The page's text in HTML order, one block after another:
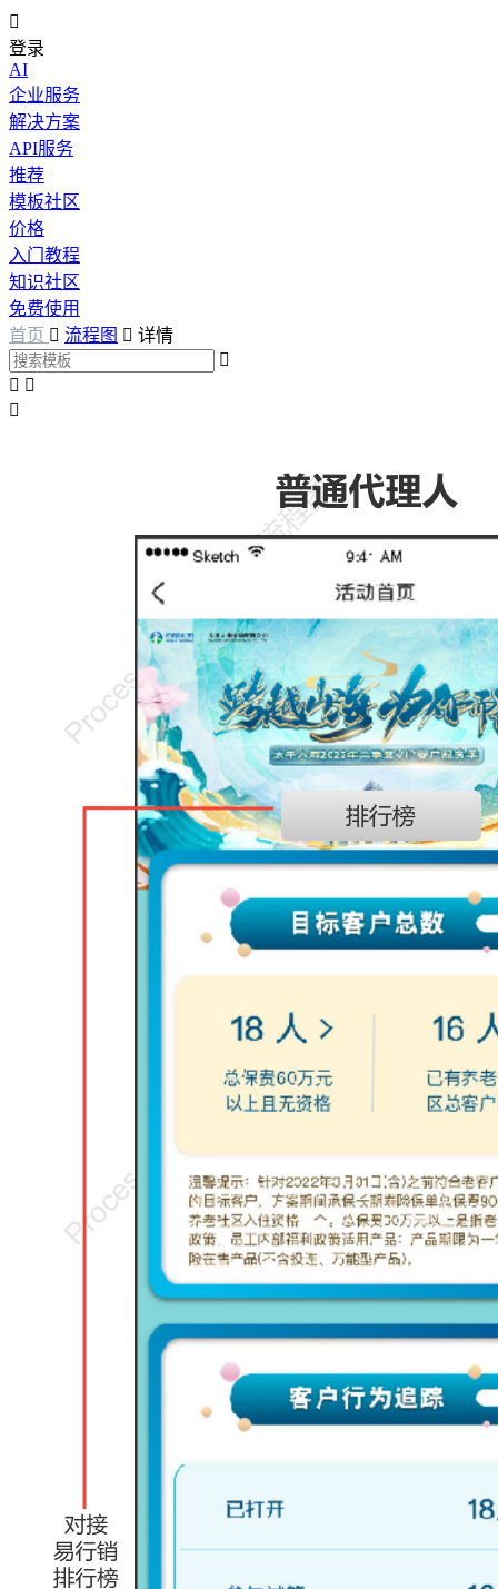

登录
AI
企业服务
解决方案
API服务
推荐
模板社区
价格
入门教程
知识社区
免费使用
首页  流程图  详情

 
